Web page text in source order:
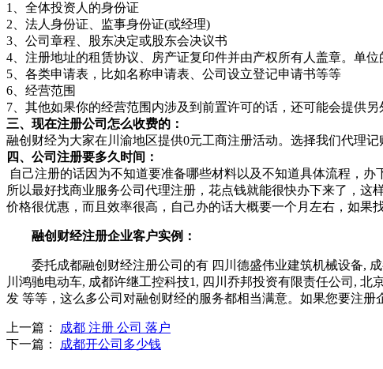
1、全体投资人的身份证
2、法人身份证、监事身份证(或经理)
3、公司章程、股东决定或股东会决议书
4、注册地址的租赁协议、房产证复印件并由产权所有人盖章。单
5、各类申请表，比如名称申请表、公司设立登记申请书等等
6、经营范围
7、其他如果你的经营范围内涉及到前置许可的话，还可能会提供另
三、现在注册公司怎么收费的：
融创财经为大家在川渝地区提供0元工商注册活动。选择我们代理
四、公司注册要多久时间：
自己注册的话因为不知道要准备哪些材料以及不知道具体流程，
所以最好找商业服务公司代理注册，花点钱就能很快办下来了，这
价格很优惠，而且效率很高，自己办的话大概要一个月左右，如果
融创财经注册企业客户实例：
委托成都融创财经注册公司的有 四川德盛伟业建筑机械设备, 成
川鸿驰电动车, 成都许继工控科技1, 四川乔邦投资有限责任公司,
发 等等，这么多公司对融创财经的服务都相当满意。如果您要注
上一篇：
成都 注册 公司 落户
下一篇：
成都开公司多少钱